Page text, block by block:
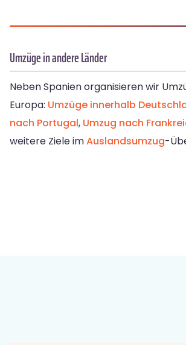
Umzüge in andere Länder
Neben Spanien organisieren wir
Europa: Umzüge innerhalb
nach Portugal, Umzug nach
weitere Ziele imAuslandsumzug-